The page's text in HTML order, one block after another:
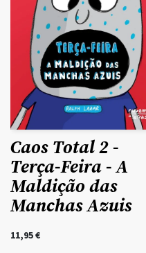
Caos Total 2 -
Terça-Feira - A
Maldição das
Manchas Azuis
11,95€